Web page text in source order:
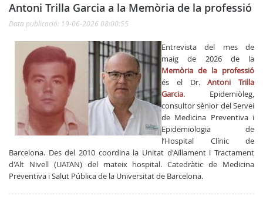
Antoni Trilla Garcia a la Memòria de la professió
Data publicació: 19-06-2026 08:00:55
Entrevista del mes de
maig de 2026 de la
Memòria de la professió
és el Dr.Antoni Trilla
Garcia. Epidemiòleg,
consultor sènior del Servei
de Medicina Preventiva i
Epidemiologia de
l’Hospital Clínic de
Barcelona. Des del 2010 coordina la Unitat d'Aïllament i Tractament
d'Alt Nivell (UATAN) del mateix hospital. Catedràtic de Medicina
Preventiva i Salut Pública de la Universitat de Barcelona.